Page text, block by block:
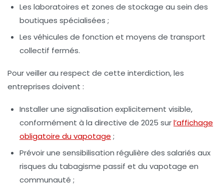
Les laboratoires et zones de stockage au sein des
boutiques spécialisées ;
Les véhicules de fonction et moyens de transport
collectif fermés.
Pour veiller au respect de cette interdiction, les
entreprises doivent :
Installer une signalisation explicitement visible,
conformément à la directive de 2025 surl’affichage
obligatoire du vapotage ;
Prévoir une sensibilisation régulière des salariés aux
risques du tabagisme passif et du vapotage en
communauté ;